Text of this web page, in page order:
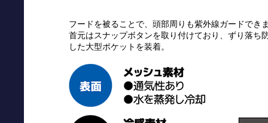
フードを被ることで、頭部周りも紫外線ガードでき
首元はスナップボタンを取り付けており、ずり落ち
した大型ポケットを装着。